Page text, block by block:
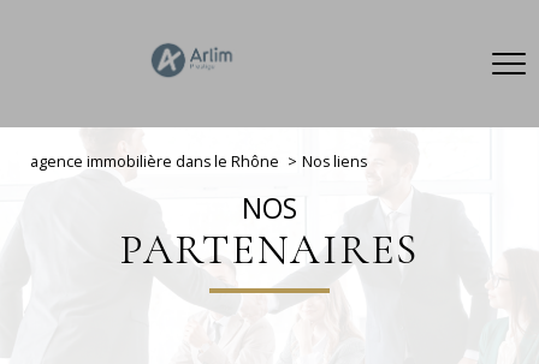
agence immobilière dans le Rhône Nos liens
NOS
PARTENAIRES